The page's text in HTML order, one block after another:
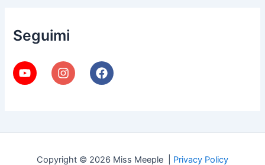
Seguimi
Copyright © 2026 Miss Meeple | Privacy Policy